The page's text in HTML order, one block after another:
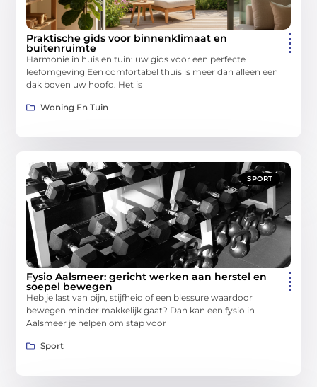
Praktische gids voor binnenklimaat en
buitenruimte
Harmonie in huis en tuin: uw gids voor een perfecte
leefomgeving Een comfortabel thuis is meer dan alleen een
dak boven uw hoofd. Het is
Woning En Tuin
SPORT
Fysio Aalsmeer: gericht werken aan herstel en
soepel bewegen
Heb je last van pijn, stijfheid of een blessure waardoor
bewegen minder makkelijk gaat? Dan kan een fysio in
Aalsmeer je helpen om stap voor
Sport